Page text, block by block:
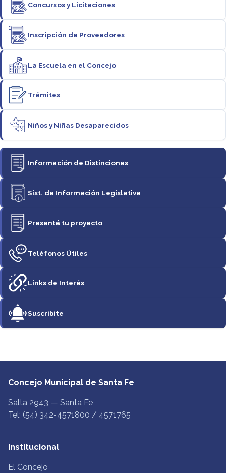
Concursos y Licitaciones
Inscripción de Proveedores
La Escuela en el Concejo
Trámites
Niños y Niñas Desaparecidos
Información de Distinciones
Sist. de Información Legislativa
Presentá tu proyecto
Teléfonos Útiles
Links de Interés
Suscribite
Concejo Municipal de Santa Fe
Salta 2943 — Santa Fe
Tel: (54) 342-4571800 / 4571765
Institucional
El Concejo